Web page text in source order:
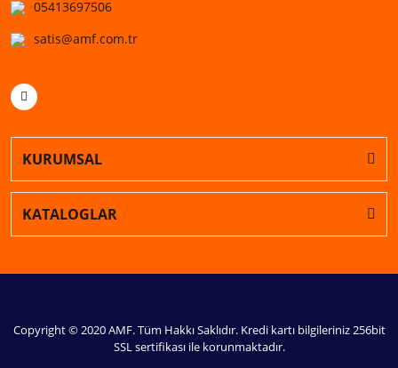
05413697506
satis@amf.com.tr
KURUMSAL
KATALOGLAR
Copyright © 2020 AMF. Tüm Hakkı Saklıdır. Kredi kartı bilgileriniz 256bit
SSL sertifikası ile korunmaktadır.